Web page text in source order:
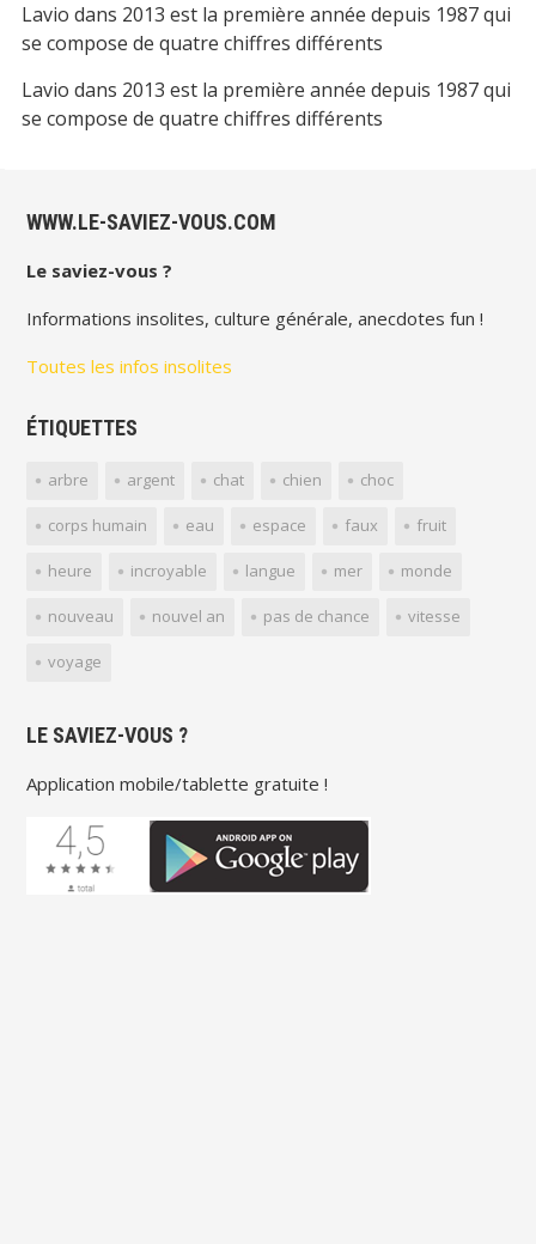
Lavio dans 2013 est la première année depuis 1987 qui
se compose de quatre chiffres différents
Lavio dans 2013 est la première année depuis 1987 qui
se compose de quatre chiffres différents
WWW.LE-SAVIEZ-VOUS.COM
Le saviez-vous ?
Informations insolites, culture générale, anecdotes fun !
Toutes les infos insolites
ÉTIQUETTES
arbre argent chat chien choc
corps humain eau espace faux fruit
heure incroyable langue mer monde
nouveau nouvel an pas de chance vitesse
voyage
LE SAVIEZ-VOUS ?
Application mobile/tablette gratuite !